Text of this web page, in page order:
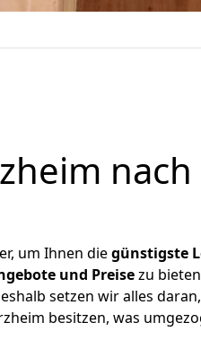
nach
um Ihnen diegünstigste
und Preisezu
setzen wir alles
besitzen, was